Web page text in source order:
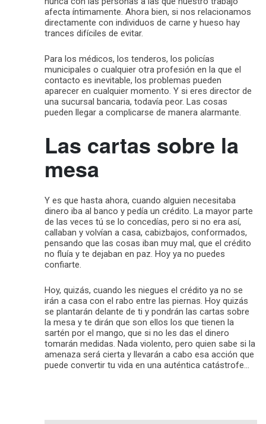
afecta íntimamente. Ahora bien, si nos relacionamos
directamente con individuos de carne y hueso hay
trances difíciles de evitar.
Para los médicos, los tenderos, los policías
municipales o cualquier otra profesión en la que el
contacto es inevitable, los problemas pueden
aparecer en cualquier momento. Y si eres director de
una sucursal bancaria, todavía peor. Las cosas
pueden llegar a complicarse de manera alarmante.
Las cartas sobre la
mesa
Y es que hasta ahora, cuando alguien necesitaba
dinero iba al banco y pedía un crédito. La mayor parte
de las veces tú se lo concedías, pero si no era así,
callaban y volvían a casa, cabizbajos, conformados,
pensando que las cosas iban muy mal, que el crédito
no fluía y te dejaban en paz. Hoy ya no puedes
confiarte.
Hoy, quizás, cuando les niegues el crédito ya no se
irán a casa con el rabo entre las piernas. Hoy quizás
se plantarán delante de ti y pondrán las cartas sobre
la mesa y te dirán que son ellos los que tienen la
sartén por el mango, que si no les das el dinero
tomarán medidas. Nada violento, pero quien sabe si la
amenaza será cierta y llevarán a cabo esa acción que
puede convertir tu vida en una auténtica catástrofe…